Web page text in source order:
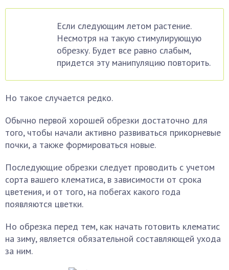
Если следующим летом растение.
Несмотря на такую стимулирующую
обрезку. Будет все равно слабым,
придется эту манипуляцию повторить.
Но такое случается редко.
Обычно первой хорошей обрезки достаточно для
того, чтобы начали активно развиваться прикорневые
почки, а также формироваться новые.
Последующие обрезки следует проводить с учетом
сорта вашего клематиса, в зависимости от срока
цветения, и от того, на побегах какого года
появляются цветки.
Но обрезка перед тем, как начать готовить клематис
на зиму, является обязательной составляющей ухода
за ним.